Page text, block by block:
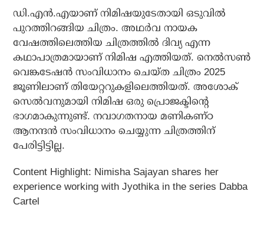
ഡി.എന്‍.എയാണ് നിമിഷയുടേതായി ഒടുവില്‍
പുറത്തിറങ്ങിയ ചിത്രം. അഥര്‍വ നായക
വേഷത്തിലെത്തിയ ചിത്രത്തില്‍ ദിവ്യ എന്ന
കഥാപാത്രമായാണ് നിമിഷ എത്തിയത്. നെല്‍സണ്‍
വെങ്കടേഷന്‍ സംവിധാനം ചെയ്ത ചിത്രം 2025
ജൂണിലാണ് തിയേറ്ററുകളിലെത്തിയത്. അശോക്
സെല്‍വനുമായി നിമിഷ ഒരു പ്രൊജക്ടിന്റെ
ഭാഗമാകുന്നുണ്ട്. നവാഗതനായ മണികണ്ഠ
ആനന്ദന്‍ സംവിധാനം ചെയ്യുന്ന ചിത്രത്തിന്
പേരിട്ടിട്ടില്ല.
Content Highlight: Nimisha Sajayan shares her
experience working with Jyothika in the series Dabba
Cartel